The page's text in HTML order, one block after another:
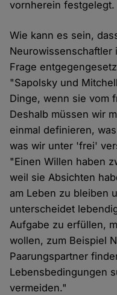
vornherein festgelegt.
Wie kann es sein,
Neurowissenschaftler
Frage
"Sapolsky und
Dinge, wenn sie vom
Deshalb müssen wir
einmal definieren,
was wir unter 'frei'
"Einen Willen haben
weil sie Absichten
am Leben zu bleiben
unterscheidet
Aufgabe zu erfüllen,
wollen, zum Beispiel
Paarungspartner
Lebensbedingungen
vermeiden."